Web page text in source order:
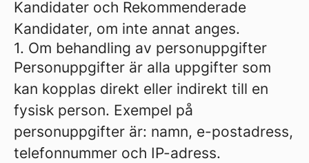
Kandidater och Rekommenderade
Kandidater, om inte annat anges.
1. Om behandling av personuppgifter
Personuppgifter är alla uppgifter som
kan kopplas direkt eller indirekt till en
fysisk person. Exempel på
personuppgifter är: namn, e-postadress,
telefonnummer och IP-adress.